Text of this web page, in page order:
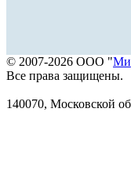
© 2007-2026 ООО "
Все права защищены.
140070, Московской